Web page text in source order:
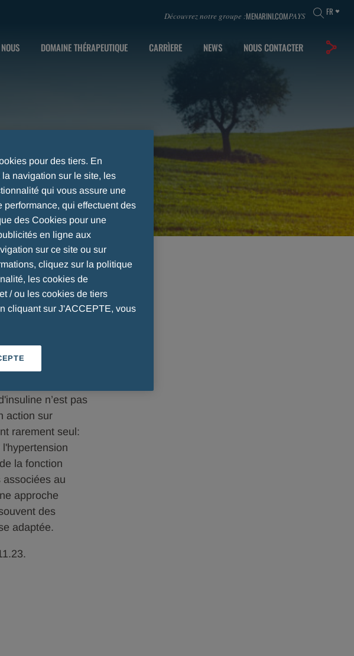
Découvrez notre groupe :MENARINI.COMPAYS FR
DOMAINE THÉRAPEUTIQUE CARRÌERE NEWS NOUS CONTACTER
et se
suisse
peuvent
de
n’est pas
action sur
rarement seul:
la fonction
au
approche
des
adaptée.
pour des tiers. En
navigation sur le site, les
qui vous assure une
qui effectuent des
des Cookies pour une
en ligne aux
sur ce site ou sur
cliquez sur la politique
les cookies de
/ ou les cookies de tiers
cliquant sur J'ACCEPTE, vous